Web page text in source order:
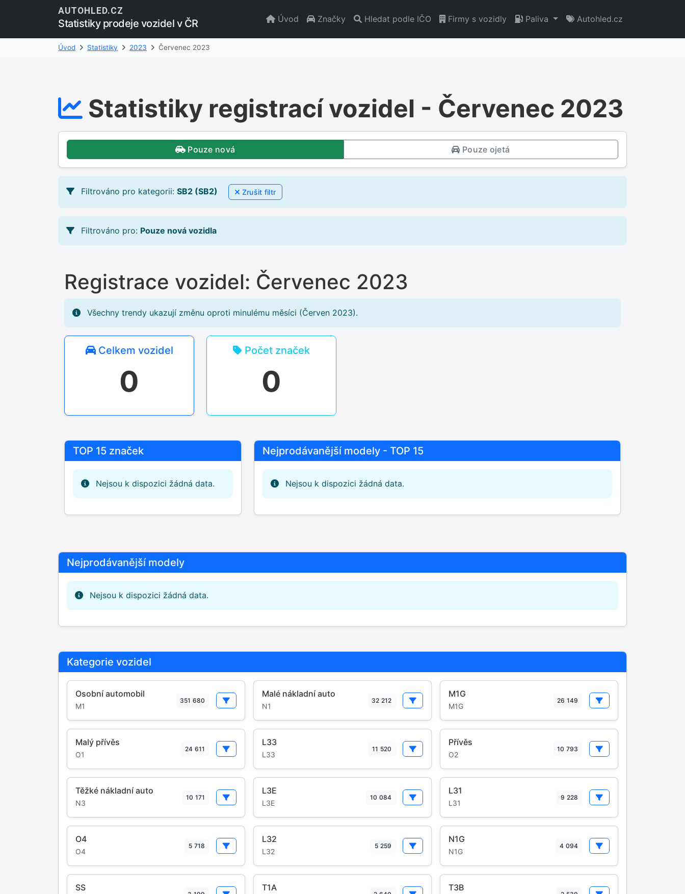
AUTOHLED.CZ
Statistiky prodeje vozidel v ČR Úvod Značky Hledat podle IČO Firmy s vozidly Paliva Autohled.cz
Úvod Statistiky 2023 Červenec 2023
Statistiky registrací vozidel - Červenec 2023
Pouze nová Pouze ojetá
Filtrováno pro kategorii: SB2 (SB2) Zrušit filtr
Filtrováno pro: Pouze nová vozidla
Registrace vozidel: Červenec 2023
Všechny trendy ukazují změnu oproti minulému měsíci (Červen 2023).
Celkem vozidel
0
Počet značek
0
TOP 15 značek
Nejsou k dispozici žádná data.
Nejprodávanější modely - TOP 15
Nejsou k dispozici žádná data.
Nejprodávanější modely
Nejsou k dispozici žádná data.
Kategorie vozidel
Osobní automobil
M1
351 680
Malé nákladní auto
N1
32 212
M1G
M1G
26 149
Malý přívěs
O1
24 611
L33
L33
11 520
Přívěs
O2
10 793
Těžké nákladní auto
N3
10 171
L3E
L3E
10 084
L31
L31
9 228
O4
O4
5 718
L32
L32
5 259
N1G
N1G
4 094
SS T1A T3B